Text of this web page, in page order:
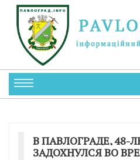
В ПАВЛОГРАДЕ,
ЗАДОХНУЛСЯ ВО